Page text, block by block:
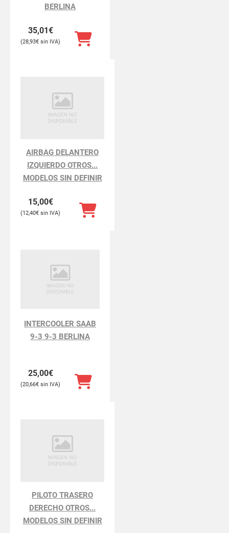
BERLINA
35,01€
28,93€
AIRBAG DELANTERO
IZQUIERDO OTROS...
MODELOS SIN DEFINIR
15,00€
12,40€
INTERCOOLER SAAB
9-3 9-3 BERLINA
25,00€
20,66€
PILOTO TRASERO
DERECHO OTROS...
MODELOS SIN DEFINIR